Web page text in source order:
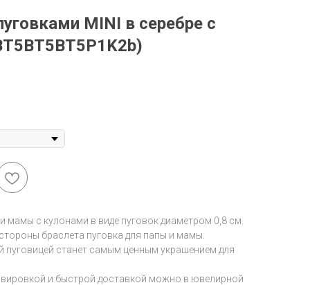
MINI в серебре с
мамы с кулонами в виде пуговок диаметром 0,8 см.
браслета пуговка для папы и мамы.
пуговицей станет самым ценным украшением для
и быстрой доставкой можно в ювелирной